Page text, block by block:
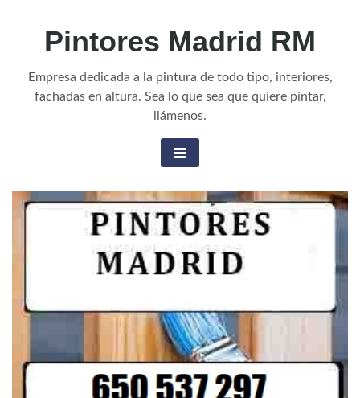
Pintores Madrid RM
Empresa dedicada a la pintura de todo tipo, interiores,
fachadas en altura. Sea lo que sea que quiere pintar,
llámenos.